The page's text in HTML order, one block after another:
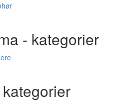
- kategorier